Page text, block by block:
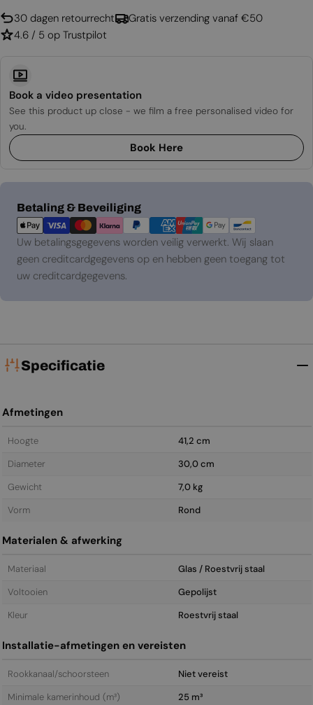
30 dagen retourrecht
Gratis verzending vanaf €50
4.6 / 5 op Trustpilot
Book a video presentation
See this product up close - we film a free personalised video for
you.
Book Here
Betaling & Beveiliging
Betaalmethoden
Uw betalingsgegevens worden veilig verwerkt. Wij slaan
geen creditcardgegevens op en hebben geen toegang tot
uw creditcardgegevens.
Specificatie
Afmetingen
Hoogte
41,2 cm
Diameter
30,0 cm
Gewicht
7,0 kg
Vorm
Rond
Materialen & afwerking
Materiaal
Glas / Roestvrij staal
Voltooien
Gepolijst
Kleur
Roestvrij staal
Installatie-afmetingen en vereisten
Rookkanaal/schoorsteen
Niet vereist
Minimale kamerinhoud (m³)
25 m³